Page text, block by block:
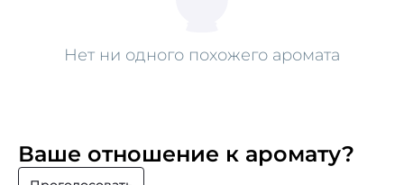
Нет ни одного похожего аромата
Ваше отношение к аромату?